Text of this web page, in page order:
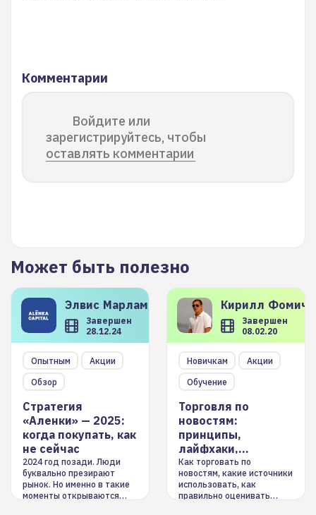
Комментарии
Войдите или
зарегистрируйтесь, чтобы
оставлять комментарии
Может быть полезно
Элвис Марламов
Завершен
28.12.24
Опытным
Акции
Обзор
Стратегия
«Аленки» — 2025:
когда покупать, как
не сейчас
2024 год позади. Люди
буквально презирают
рынок. Но именно в такие
моменты открываются
Кирилл
Завершен
08.02.20
Новичкам
Акции
Обучение
Торговля по
новостям:
принципы,
лайфхаки,
инструменты
Как торговать по
новостям, какие источники
использовать, как
правильно оценивать